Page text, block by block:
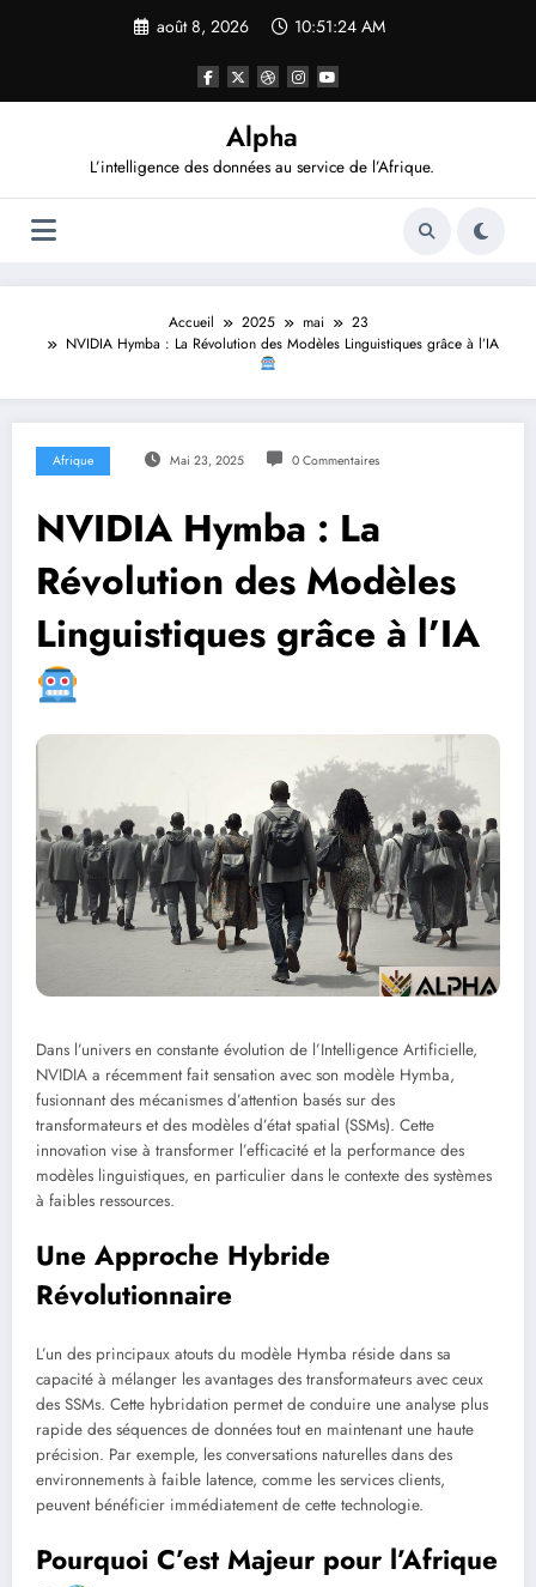
août 8, 2026 10:51:25 AM
Alpha
L’intelligence des données au service de l’Afrique.
Accueil 2025 mai
23
NVIDIA Hymba : La Révolution des Modèles Linguistiques grâce à l’IA
Afrique Mai 23, 2025 0 Commentaires
NVIDIA Hymba : La
Révolution des Modèles
Linguistiques grâce à l’IA
Dans l’univers en constante évolution de l’Intelligence Artificielle,
NVIDIA a récemment fait sensation avec son modèle Hymba,
fusionnant des mécanismes d’attention basés sur des
transformateurs et des modèles d’état spatial (SSMs). Cette
innovation vise à transformer l’efficacité et la performance des
modèles linguistiques, en particulier dans le contexte des systèmes
à faibles ressources.
Une Approche Hybride
Révolutionnaire
L’un des principaux atouts du modèle Hymba réside dans sa
capacité à mélanger les avantages des transformateurs avec ceux
des SSMs. Cette hybridation permet de conduire une analyse plus
rapide des séquences de données tout en maintenant une haute
précision. Par exemple, les conversations naturelles dans des
environnements à faible latence, comme les services clients,
peuvent bénéficier immédiatement de cette technologie.
Pourquoi C’est Majeur pour l’Afrique